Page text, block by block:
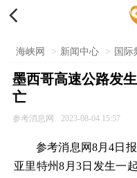

海峡网 > 新闻中心 > 国际
墨西哥高速公路发
亡
参考消息网 2023-08-04 15:57
参考消息网8月4日
亚里特州8月3日发生一